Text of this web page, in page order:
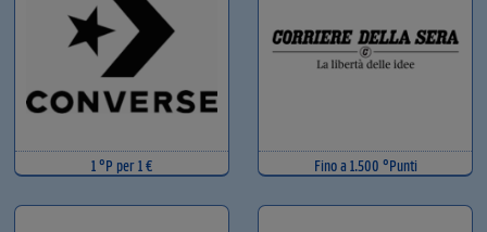
1 °P per 1 € Fino a 1.500 °Punti